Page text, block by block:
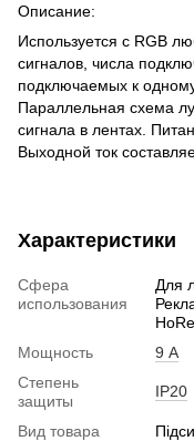
Описание:
Используется с RGB
сигналов, числа
подключаемых к
Параллельная схема
сигнала в лентах.
Выходной ток
Характеристики
Сфера
использования
Для
Мощность
9 А
Степень
защиты
IP20
Вид товара